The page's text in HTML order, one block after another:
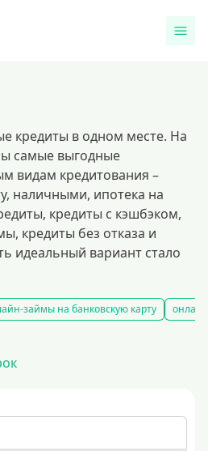
кредиты в одном месте. На
самые выгодные
видам кредитования –
наличными, ипотека на
кредиты с кэшбэком,
кредиты без отказа и
идеальный вариант стало
займы на банковскую карту